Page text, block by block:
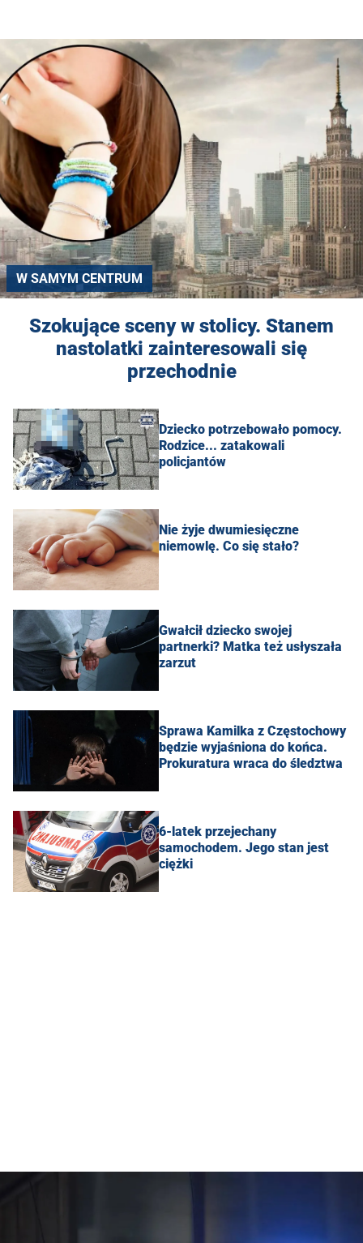
W SAMYM CENTRUM
Szokujące sceny w stolicy. Stanem
nastolatki zainteresowali się
przechodnie
Dziecko potrzebowało pomocy.
Rodzice... zatakowali
policjantów
Nie żyje dwumiesięczne
niemowlę. Co się stało?
Gwałcił dziecko swojej
partnerki? Matka też usłyszała
zarzut
Sprawa Kamilka z Częstochowy
będzie wyjaśniona do końca.
Prokuratura wraca do śledztwa
6-latek przejechany
samochodem. Jego stan jest
ciężki